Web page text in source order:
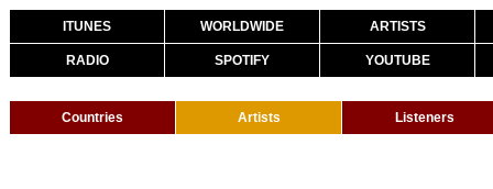
ITUNES WORLDWIDE ARTISTS
RADIO SPOTIFY YOUTUBE
Countries Artists Listeners